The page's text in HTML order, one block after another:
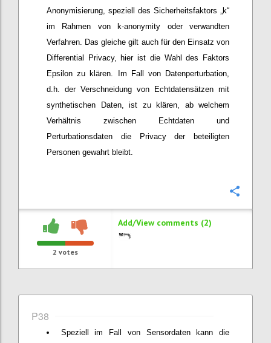
Anonymisierung, speziell des Sicherheitsfaktors „k“
im Rahmen von k-anonymity oder verwandten
Verfahren. Das gleiche gilt auch für den Einsatz von
Differential Privacy, hier ist die Wahl des Faktors
Epsilon zu klären. Im Fall von Datenperturbation,
d.h. der Verschneidung von Echtdatensätzen mit
synthetischen Daten, ist zu klären, ab welchem
Verhältnis zwischen Echtdaten und
Perturbationsdaten die Privacy der beteiligten
Personen gewahrt bleibt.
2 votes
Add/View comments (2)
P38
Speziell im Fall von Sensordaten kann die